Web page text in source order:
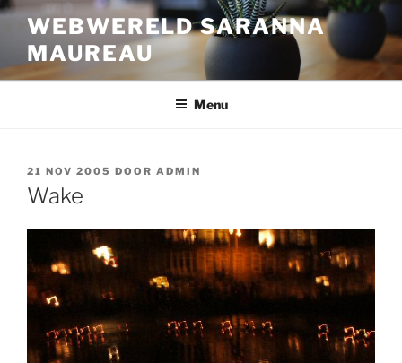
Ga
inhoud
WEBWERELD SARANNA
MAUREAU
Menu
GEPLAATST
OP
21 NOV 2005 DOOR ADMIN
Wake